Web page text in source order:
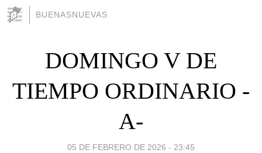
BUENASNUEVAS
DOMINGO V DE
TIEMPO ORDINARIO -
A-
05 DE FEBRERO DE 2026 - 23:45